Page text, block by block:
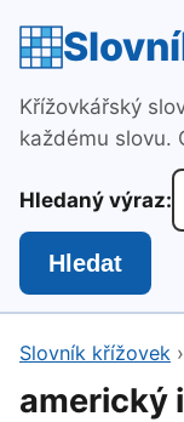
Křížovkářský
každému slovu.
Hledaný výraz:
Hledat
Slovník křížovek ›
americký